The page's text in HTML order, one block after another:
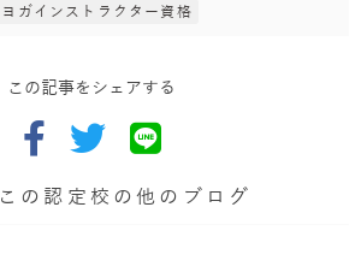
ヨガインストラクター資格
この記事をシェアする
この認定校の他のブログ